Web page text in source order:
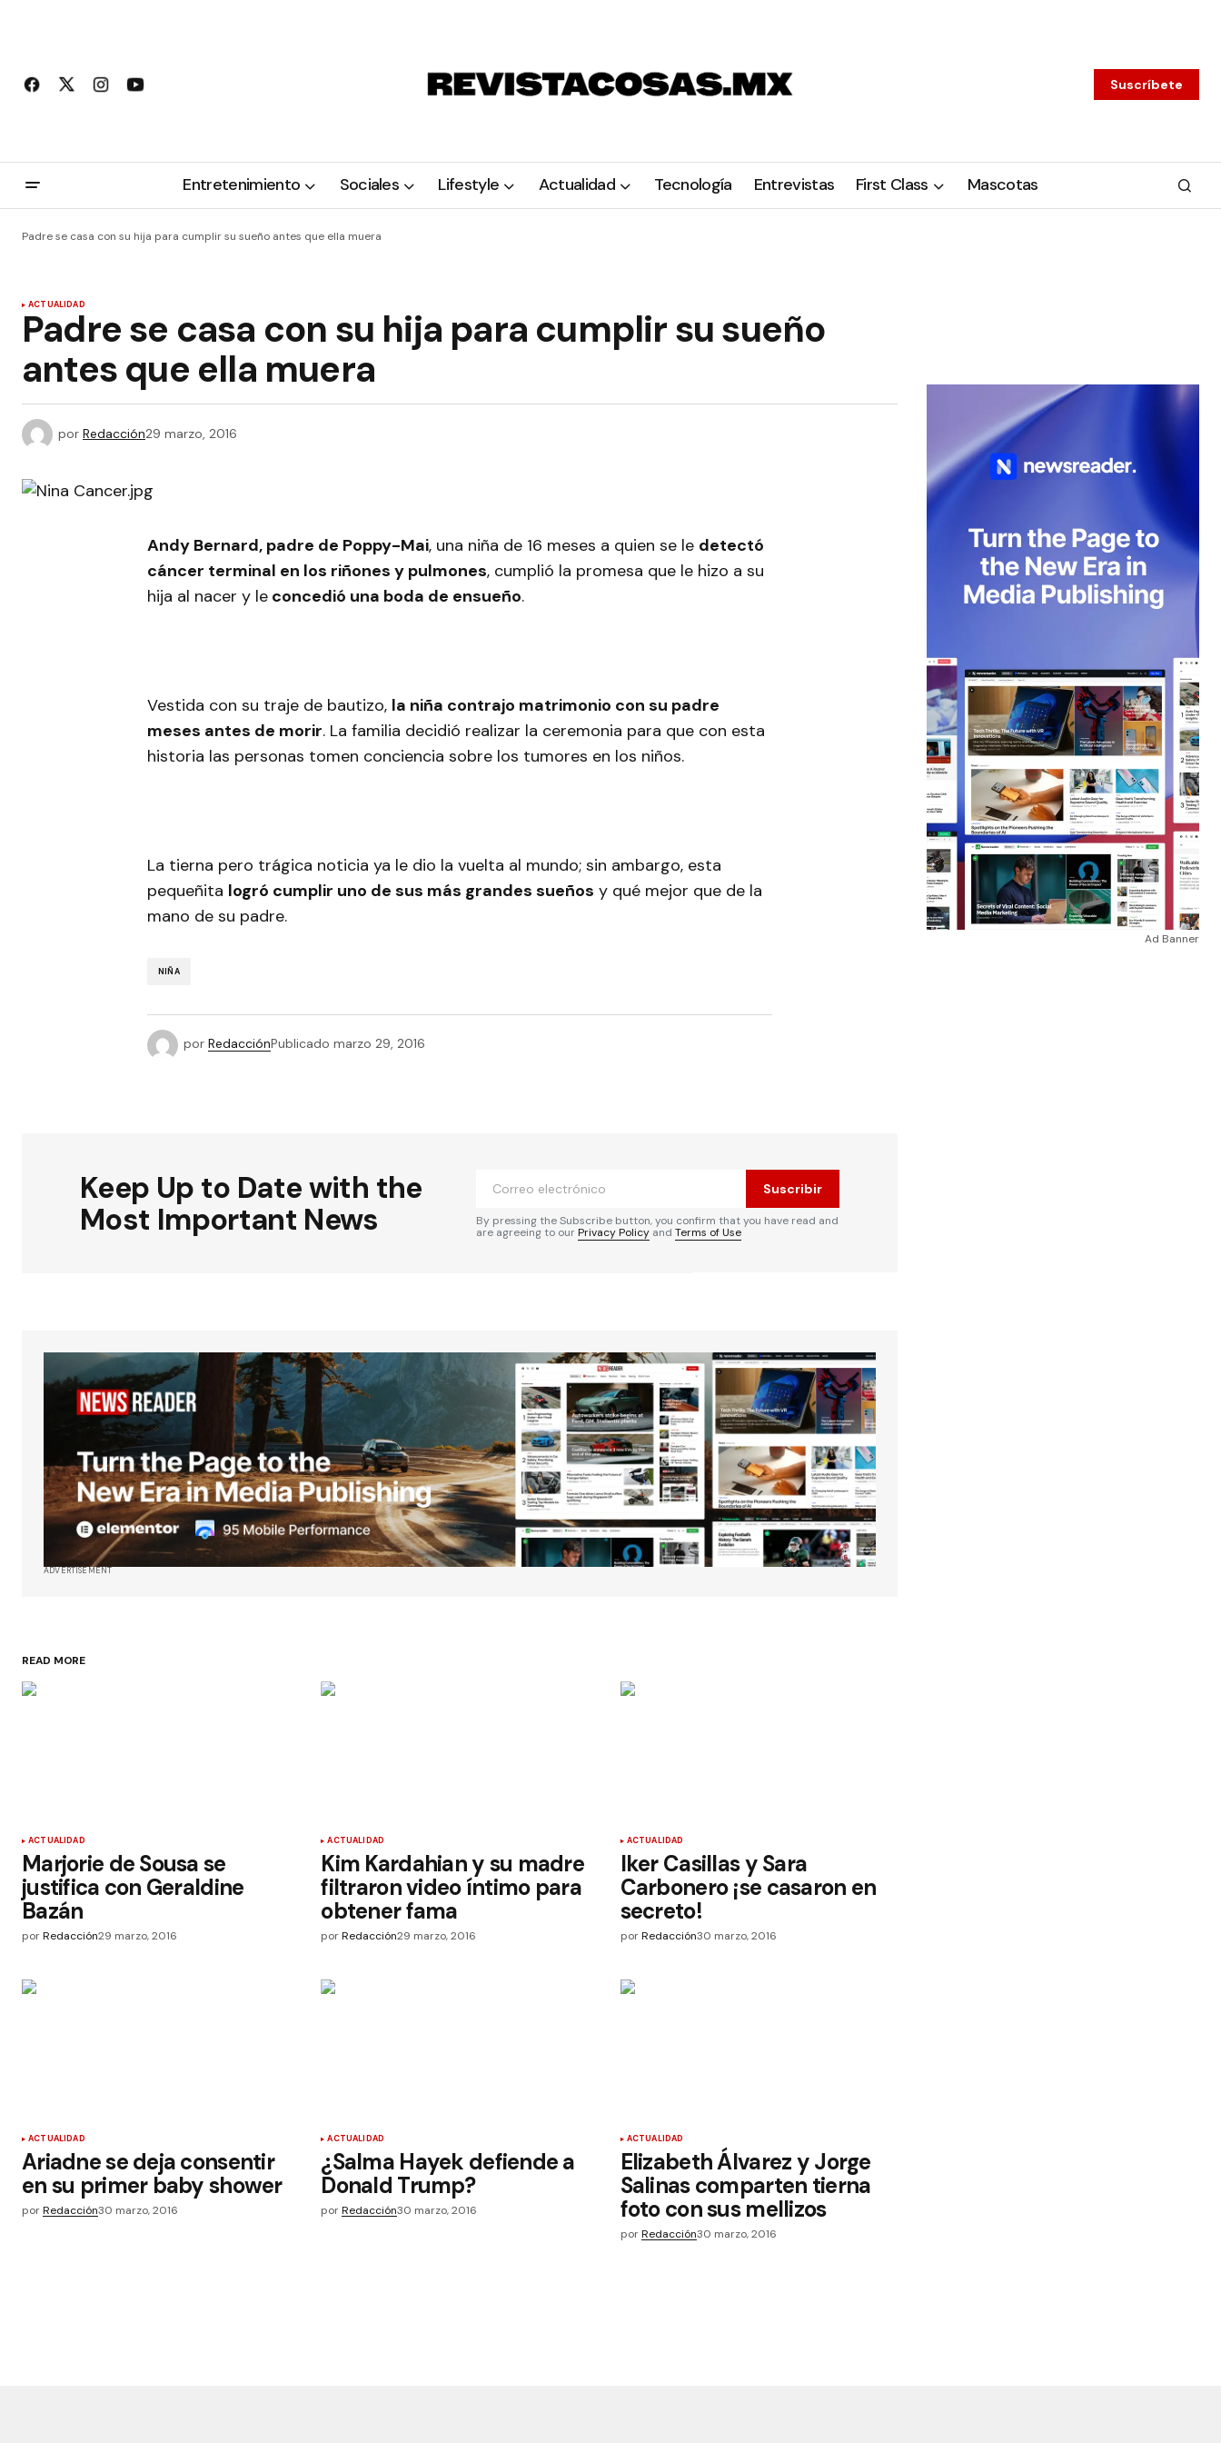
Suscríbete
Entretenimiento Sociales Lifestyle Actualidad Tecnología Entrevistas First Class Mascotas
Padre se casa con su hija para cumplir su sueño antes que ella muera
ACTUALIDAD
Padre se casa con su hija para cumplir su sueño
antes que ella muera
por Redacción29 marzo, 2016
Andy Bernard, padre de Poppy-Mai, una niña de 16 meses a quien se le detectó
cáncer terminal en los riñones y pulmones, cumplió la promesa que le hizo a su
hija al nacer y le concedió una boda de ensueño.
Vestida con su traje de bautizo, la niña contrajo matrimonio con su padre
meses antes de morir. La familia decidió realizar la ceremonia para que con esta
historia las personas tomen conciencia sobre los tumores en los niños.
La tierna pero trágica noticia ya le dio la vuelta al mundo; sin ambargo, esta
pequeñita logró cumplir uno de sus más grandes sueños y qué mejor que de la
mano de su padre.
NIÑA
por RedacciónPublicado marzo 29, 2016
Keep Up to Date with the
Most Important News
Suscribir
By pressing the Subscribe button, you confirm that you have read and
are agreeing to ourPrivacy Policy and Terms of Use
ADVERTISEMENT
READ MORE
ACTUALIDAD
Marjorie de Sousa se
justifica con Geraldine
Bazán
porRedacción29 marzo, 2016
ACTUALIDAD
Kim Kardahian y su madre
filtraron video íntimo para
obtener fama
por Redacción29 marzo, 2016
ACTUALIDAD
Iker Casillas y Sara
Carbonero ¡se casaron en
secreto!
por Redacción30 marzo, 2016
ACTUALIDAD
Ariadne se deja consentir
en su primer baby shower
porRedacción30 marzo, 2016
ACTUALIDAD
¿Salma Hayek defiende a
Donald Trump?
por Redacción30 marzo, 2016
ACTUALIDAD
Elizabeth Álvarez y Jorge
Salinas comparten tierna
foto con sus mellizos
por Redacción30 marzo, 2016
Ad Banner